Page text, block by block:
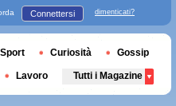
Connettersi dimenticati?
Sport Curiosità Gossip
Lavoro Tutti i Magazine